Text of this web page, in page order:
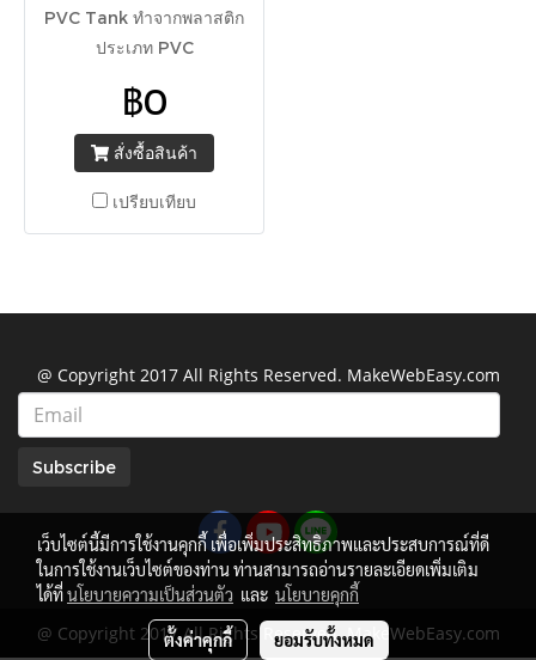
PVC Tank ทำจากพลาสติก
ประเภท PVC
สามารถทนสารเคมี ทนอุณหภูมิ
ทนความร้อนได้ดี
฿0
สั่งซื้อสินค้า
เปรียบเทียบ
@ Copyright 2017 All Rights Reserved. MakeWebEasy.com
Subscribe
@ Copyright 2017 All Rights Reserved. MakeWebEasy.com
เว็บไซต์นี้มีการใช้งานคุกกี้ เพื่อเพิ่มประสิทธิภาพและประสบการณ์ที่ดี
ในการใช้งานเว็บไซต์ของท่าน ท่านสามารถอ่านรายละเอียดเพิ่มเติม
ได้ที่นโยบายความเป็นส่วนตัว และ นโยบายคุกกี้
ตั้งค่าคุกกี้ ยอมรับทั้งหมด